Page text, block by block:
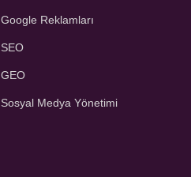
Google Reklamları
SEO
GEO
Sosyal Medya Yönetimi